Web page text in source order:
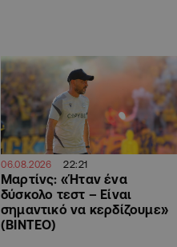
06.08.2026 22:21
Μαρτίνς: «Ήταν ένα
δύσκολο τεστ – Είναι
σημαντικό να κερδίζουμε»
(ΒΙΝΤΕΟ)